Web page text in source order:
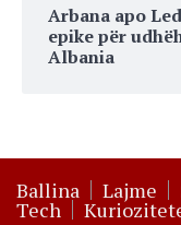
Arbana apo
epike për
Albania
Ballina Lajme
Tech